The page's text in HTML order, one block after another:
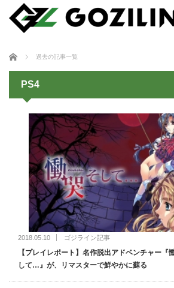
ホーム 過去の記事一覧
PS4
2018.05.10 ゴジライン記事
【プレイレポート】名作脱出アドベンチャー『
して…』が、リマスターで鮮やかに蘇る